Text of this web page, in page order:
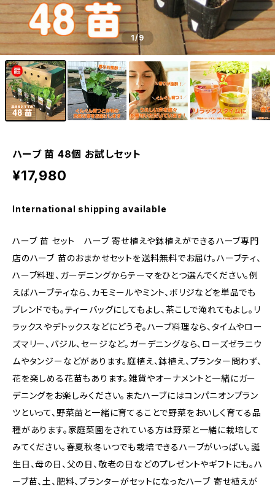
1/9
ハーブ 苗 48個 お試しセット
¥17,980
International shipping available
ハーブ 苗 セット ハーブ 寄せ植えや鉢植えができるハーブ専門
店のハーブ 苗のおまかせセットを送料無料でお届け。ハーブティ、
ハーブ料理、ガーデニングからテーマをひとつ選んでください。例
えばハーブティなら、カモミールやミント、ボリジなどを単品でも
ブレンドでも。ティーバッグにしてもよし、茶こしで淹れてもよし。リ
ラックスやデトックスなどにどうぞ。ハーブ料理なら、タイムやロー
ズマリー、バジル、セージなど。ガーデニングなら、ローズゼラニウ
ムやタンジーなどがあります。庭植え、鉢植え、プランター問わず、
花を楽しめる花苗もあります。雑貨やオーナメントと一緒にガー
デニングをお楽しみください。またハーブにはコンパニオンプラン
ツといって、野菜苗と一緒に育てることで野菜をおいしく育てる品
種があります。家庭菜園をされている方は野菜と一緒に栽培して
みてください。春夏秋冬いつでも栽培できるハーブがいっぱい。誕
生日、母の日、父の日、敬老の日などのプレゼントやギフトにも。ハ
ーブ苗、土、肥料、プランターがセットになったハーブ 寄せ植えが